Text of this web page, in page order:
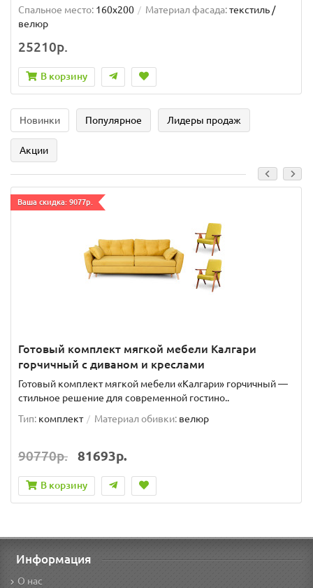
Спальное место: 160x200 Материал фасада:текстиль /
велюр
25210р.
В корзину
Новинки Популярное Лидеры продаж
Акции
Ваша скидка: 9077р.
Готовый комплект мягкой мебели Калгари
горчичный с диваном и креслами
Готовый комплект мягкой мебели «Калгари» горчичный —
стильное решение для современной гостино..
Тип: комплект Материал обивки: велюр
90770р. 81693р.
В корзину
Информация
О нас